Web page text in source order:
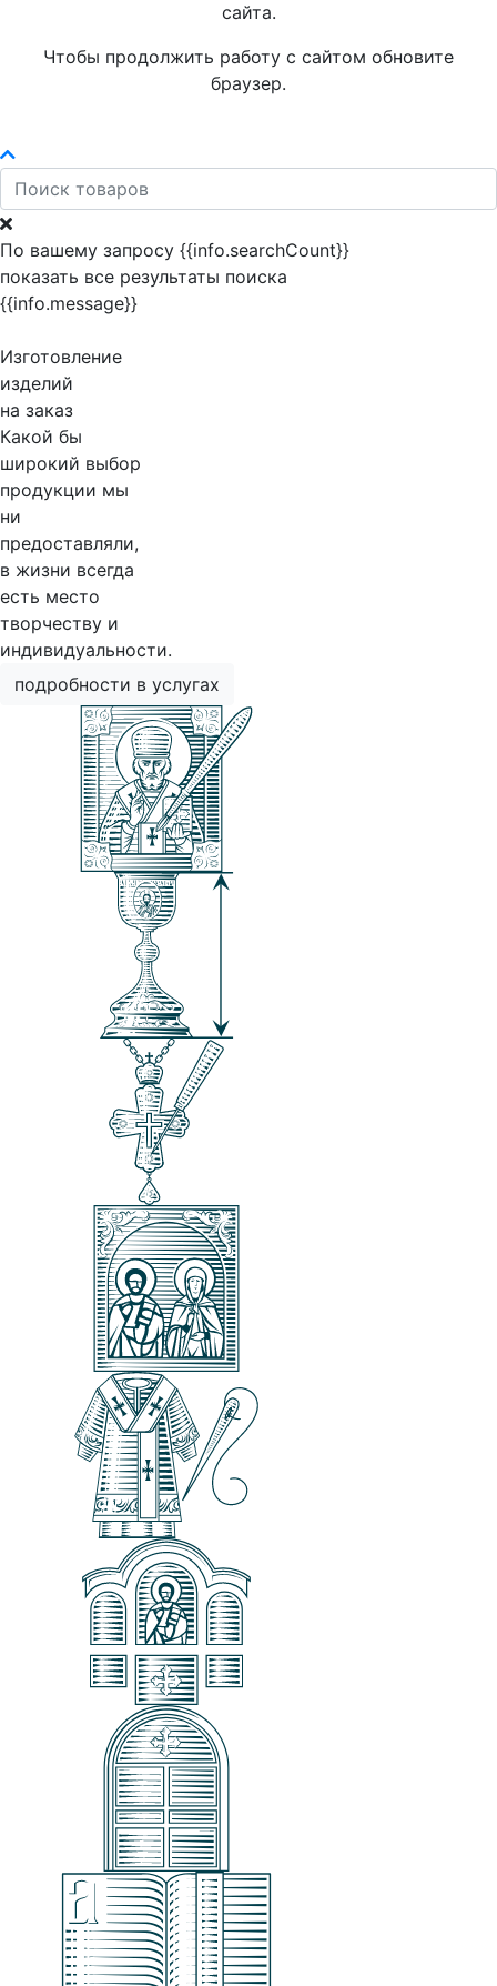
сайта.
Чтобы продолжить работу с сайтом обновите
браузер.
По вашему запросу {{info.searchCount}}
показать все результаты поиска
{{info.message}}
Изготовление
изделий
на заказ
Какой бы
широкий выбор
продукции мы
ни
предоставляли,
в жизни всегда
есть место
творчеству и
индивидуальности.
подробности в услугах